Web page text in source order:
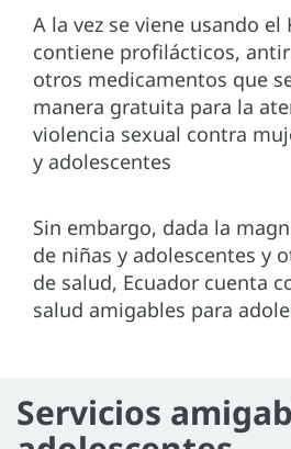
A la vez se viene usando
contiene profilácticos,
otros medicamentos que
manera gratuita para la
violencia sexual contra
y adolescentes
Sin embargo, dada la
de niñas y adolescentes y
de salud, Ecuador cuenta
salud amigables para
Servicios